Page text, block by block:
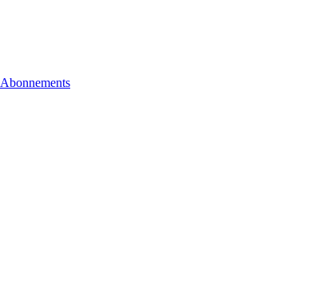
Abonnements